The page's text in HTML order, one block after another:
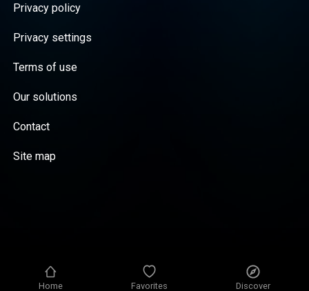
Home Favorites Discover
Privacy policy
Privacy settings
Terms of use
Our solutions
Contact
Site map